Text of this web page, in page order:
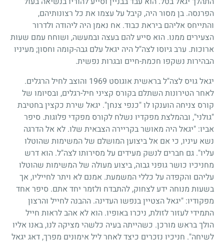
הפרנסה. בן מסור היה, קיבל על עצמו את כל רצונותיהם,
והתייחס אליהם ביראת כבוד. אח נאמן היה ליהודה ולדרור
הצעירים ממנו. הוא סייע להם בעצה ובמעשה, ושוחח עמם שעות
ארוכות. ערב גיוסו לצה"ל היה יגאל עלם גבה-קומה וחסון; מעיניו
הבהירות נשקפו חכמת-חיים ובגרות נפשית.
יגאל גויס לצה"ל בראשית אוגוסט 1969 והוצב לחיל הרגלים.
לאחר הטירונות השתלם בקורס קציני חיל-רגלים, ובסיומו של
קורס צניחה הוענקו לו "כנפי צנחן". יגאל שירת כקצין בחטיבת
"גולני", ובהמלצת מפקדיו נשלח לקורס מפקדי פלוגות. סיפר
אביו: "יגאל היה מאושר בקריירה הצבאית שלו. לא אל הדרגה
נשא עיניו, כי אם אל ביצוען המושלם של המשימות שהוטלו
עליו". גם חברים לנשק מעידים על מסירותו לצה"ל. הוא דרש
מחניכיו כושר גופני גבוה, ביצוע מעולה של המשימות שהוטלו
עליהם והקפדה על כללי המשמעת. אמנם לא ויתר לחייליו, אך
בשעות מנוחה ידע לצחוק, להתבדח ולזמר יחד אתם. סיפר אחד
מפקודיו: "יגאל הצטיין בנפשו העדינה. ההבנה לחייל והרצון
התמידי לעזור לזולת, ניכרו באופיו. הוא לא אהב לראות חייל
הולך בראש מורכן. כשהייתה בעיה כלשהי מציקה לנו, באנו אליו
לשיחה". חניכיו נזכרים כיצד לאחר ליל אימונים מפרך, דאג יגאל